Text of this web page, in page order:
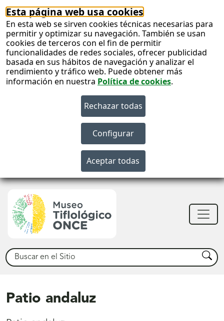
Esta página web usa cookies
En esta web se sirven cookies técnicas necesarias para
permitir y optimizar su navegación. También se usan
cookies de terceros con el fin de permitir
funcionalidades de redes sociales, ofrecer publicidad
basada en sus hábitos de navegación y analizar el
rendimiento y tráfico web. Puede obtener más
información en nuestra Política de cookies.
Buscar Buscar
Patio andaluz